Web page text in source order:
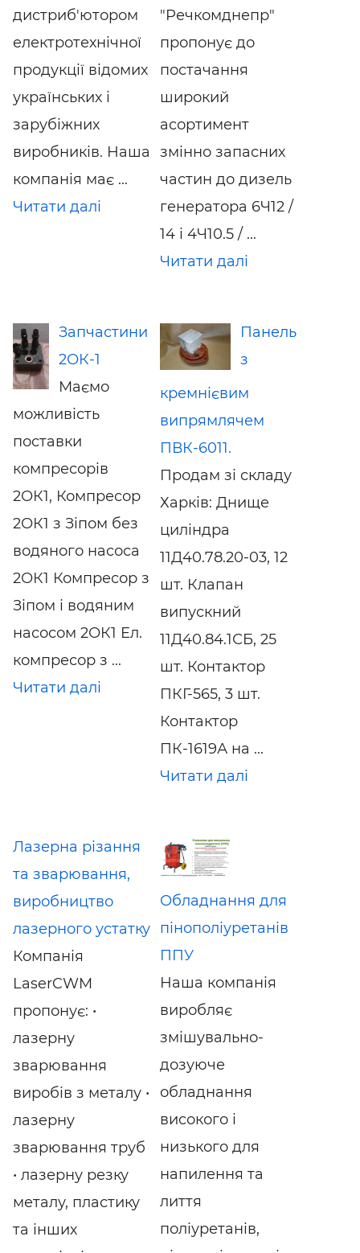
дистриб'ютором
електротехнічної
продукції відомих
українських і
зарубіжних
виробників. Наша
компанія має ...
Читати далі
"Речкомднепр"
пропонує до
постачання
широкий
асортимент
змінно запасних
частин до дизель
генератора 6Ч12 /
14 і 4Ч10.5 / ...
Читати далі
Запчастини
2ОК-1
Маємо
можливість
поставки
компресорів
2ОК1, Компресор
2ОК1 з Зіпом без
водяного насоса
2ОК1 Компресор з
Зіпом і водяним
насосом 2ОК1 Ел.
компресор з ...
Читати далі
Панель
з
кремнієвим
випрямлячем
ПВК-6011.
Продам зі складу
Харків: Днище
циліндра
11Д40.78.20-03, 12
шт. Клапан
випускний
11Д40.84.1СБ, 25
шт. Контактор
ПКГ-565, 3 шт.
Контактор
ПК-1619А на ...
Читати далі
Лазерна різання
та зварювання,
виробництво
лазерного устатку
Компанія
LaserCWM
пропонує: •
лазерну
зварювання
виробів з металу •
лазерну
зварювання труб
• лазерну резку
металу, пластику
та інших
Обладнання для
пінополіуретанів
ППУ
Наша компанія
виробляє
змішувально-
дозуюче
обладнання
високого і
низького для
напилення та
лиття
поліуретанів,